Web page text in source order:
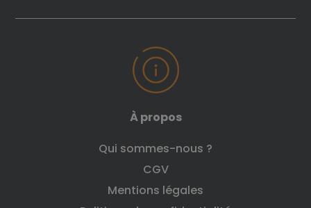
À propos
Qui sommes-nous ?
CGV
Mentions légales